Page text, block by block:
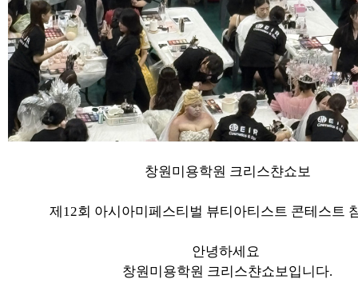
창원미용학원 크리스챤쇼보
제12회 아시아미페스티벌 뷰티아티스트 콘테스트
안녕하세요
창원미용학원 크리스챤쇼보입니다.